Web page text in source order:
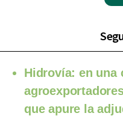
Hidrovía: en una
que apure la